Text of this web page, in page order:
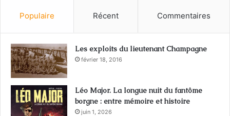
Populaire Récent Commentaires
Les exploits du lieutenant Champagne
février 18, 2016
Léo Major. La longue nuit du fantôme
borgne : entre mémoire et histoire
juin 1, 2026